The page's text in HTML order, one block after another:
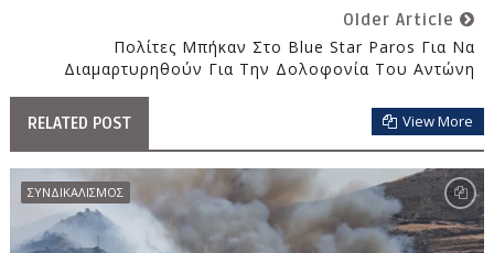
Older Article
Πολίτες Μπήκαν Στο Blue Star Paros Για Να
Διαμαρτυρηθούν Για Την Δολοφονία Του Αντώνη
RELATED POST View More
ΣΥΝΔΙΚΑΛΙΣΜΟΣ